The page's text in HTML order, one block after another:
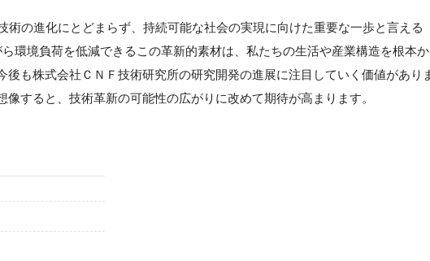
術の進化にとどまらず、持続可能な社会の実現に向けた重要な一歩と言える
環境負荷を低減できるこの革新的素材は、私たちの生活や産業構造を根本か
後も株式会社ＣＮＦ技術研究所の研究開発の進展に注目していく価値があり
すると、技術革新の可能性の広がりに改めて期待が高まります。